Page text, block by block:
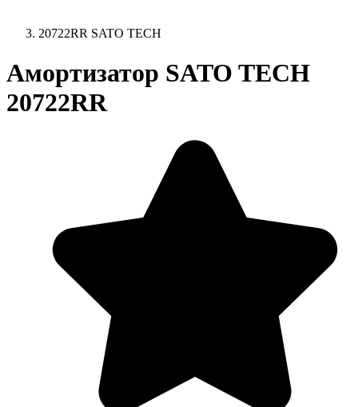
20722RR SATO TECH
Амортизатор SATO TECH
20722RR